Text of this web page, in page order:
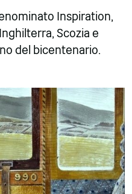
Inspiration,
Scozia e
del bicentenario.